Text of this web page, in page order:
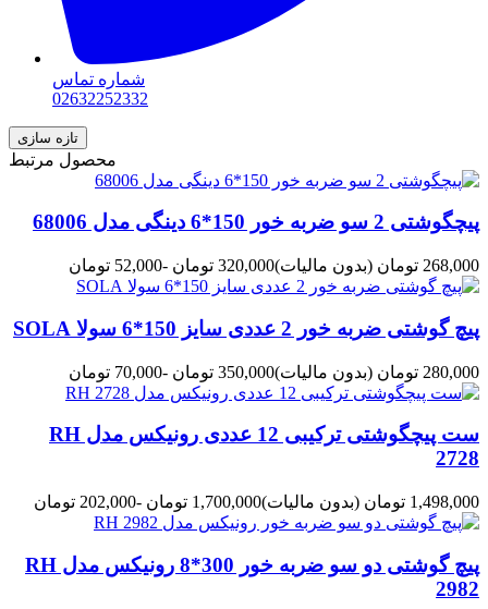
شماره تماس
02632252332
محصول مرتبط
پیچگوشتی 2 سو ضربه خور 150*6 دینگی مدل 68006
268,000 تومان (بدون مالیات)320,000 تومان -52,000 تومان
پیچ گوشتی ضربه خور 2 عددی سایز 150*6 سولا SOLA
280,000 تومان (بدون مالیات)350,000 تومان -70,000 تومان
ست پیچگوشتی ترکیبی 12 عددی رونیکس مدل RH
2728
1,498,000 تومان (بدون مالیات)1,700,000 تومان -202,000 تومان
پیچ گوشتی دو سو ضربه خور 300*8 رونیکس مدل RH
2982